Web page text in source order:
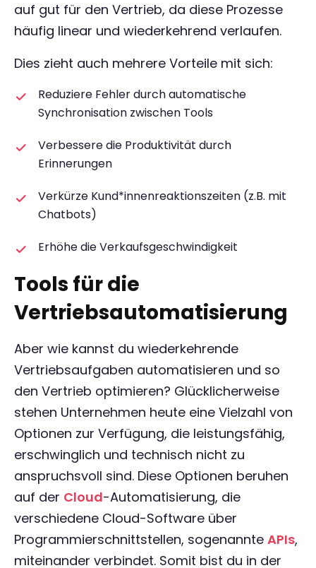
auf gut für den Vertrieb, da diese Prozesse
häufig linear und wiederkehrend verlaufen.
Dies zieht auch mehrere Vorteile mit sich:
Reduziere Fehler durch automatische
Synchronisation zwischen Tools
Verbessere die Produktivität durch
Erinnerungen
Verkürze Kund*innenreaktionszeiten (z.B. mit
Chatbots)
Erhöhe die Verkaufsgeschwindigkeit
Tools für die
Vertriebsautomatisierung
Aber wie kannst du wiederkehrende
Vertriebsaufgaben automatisieren und so
den Vertrieb optimieren? Glücklicherweise
stehen Unternehmen heute eine Vielzahl von
Optionen zur Verfügung, die leistungsfähig,
erschwinglich und technisch nicht zu
anspruchsvoll sind. Diese Optionen beruhen
auf der Cloud-Automatisierung, die
verschiedene Cloud-Software über
Programmierschnittstellen, sogenannte APIs,
miteinander verbindet. Somit bist du in der